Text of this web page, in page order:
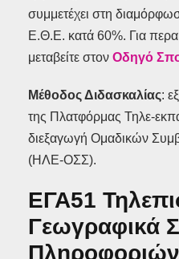
συμμετέχει στη
Ε.Θ.Ε. κατά 60%. Για
μεταβείτε στον Οδηγό
Μέθοδος Διδασκαλίας:
της Πλατφόρμας Τηλε-
διεξαγωγή Ομαδικών
(ΗΛΕ-ΟΣΣ).
ΕΓΑ51
Γεωγραφικά
Πληροφοριών